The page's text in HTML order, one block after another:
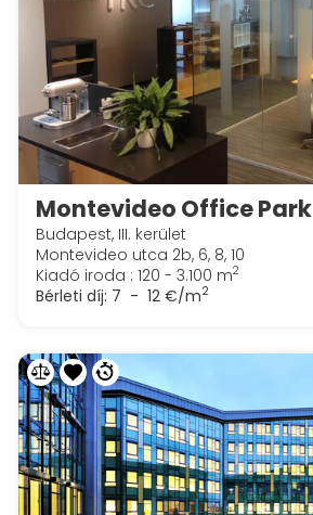
Montevideo Office Park
Budapest, III. kerület
Montevideo utca 2b, 6, 8, 10
Kiadó iroda : 120 - 3.100 m2
Bérleti díj: 7 - 12 €/m2